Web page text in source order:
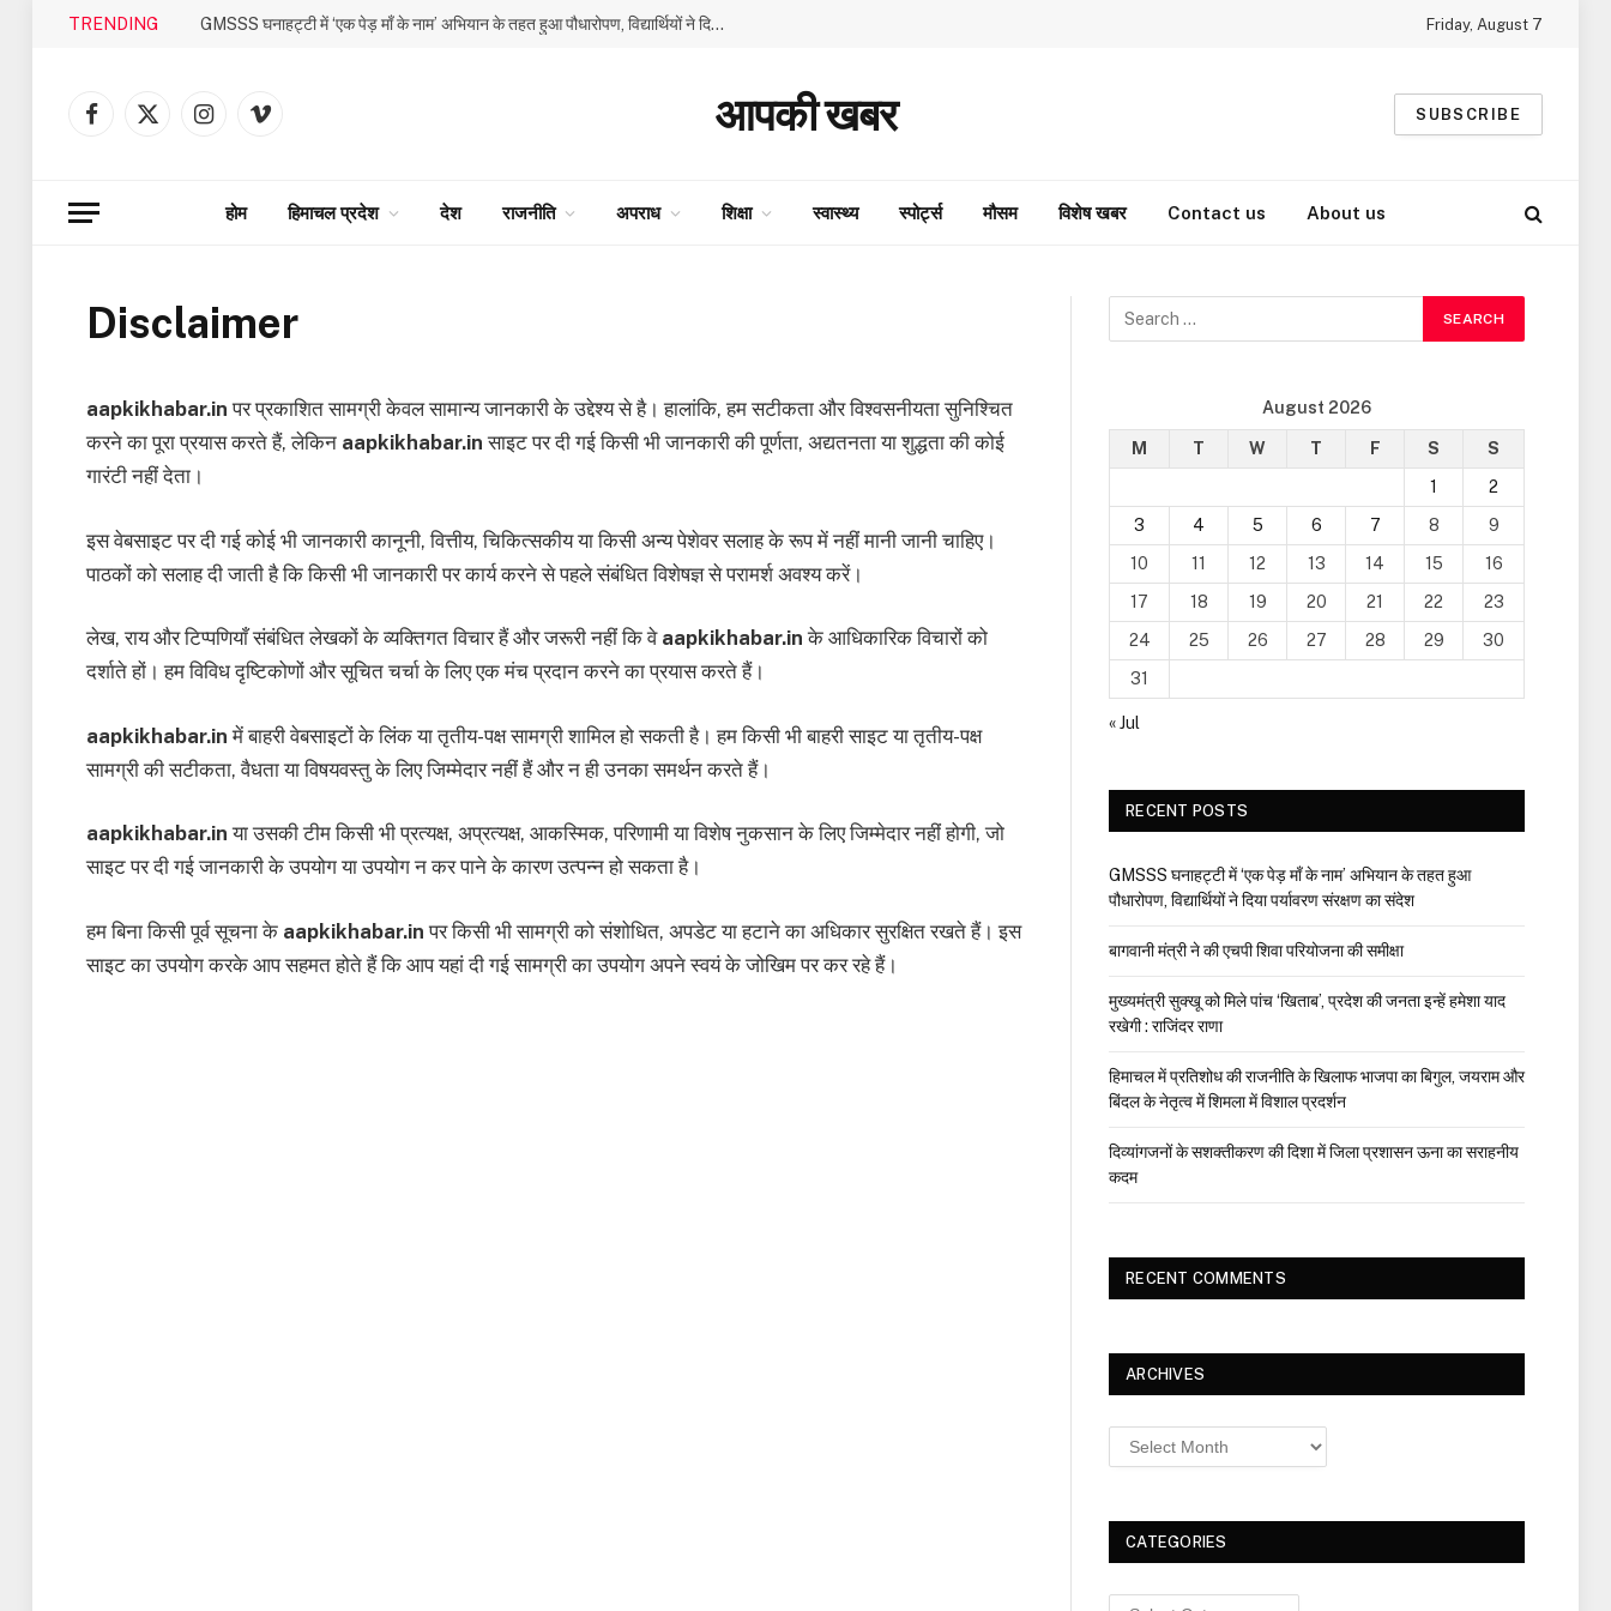
TRENDING GMSSS घनाहट्टी में ‘एक पेड़ माँ के नाम’ अभियान के तहत हुआ पौधारोपण, विद्यार्थियों ने दिया पर्यावरण संरक्षण का संदेश Friday, August 7
Facebook
X
InstagramVimeo आपकी खबर SUBSCRIBE
होम हिमाचल प्रदेश देश राजनीति अपराध शिक्षा स्वास्थ्य स्पोर्ट्स मौसम विशेष खबर Contact us About us
Disclaimer
aapkikhabar.in पर प्रकाशित सामग्री केवल सामान्य जानकारी के उद्देश्य से है। हालांकि, हम सटीकता और विश्वसनीयता सुनिश्चित
करने का पूरा प्रयास करते हैं, लेकिन aapkikhabar.in साइट पर दी गई किसी भी जानकारी की पूर्णता, अद्यतनता या शुद्धता की कोई
गारंटी नहीं देता।
इस वेबसाइट पर दी गई कोई भी जानकारी कानूनी, वित्तीय, चिकित्सकीय या किसी अन्य पेशेवर सलाह के रूप में नहीं मानी जानी चाहिए।
पाठकों को सलाह दी जाती है कि किसी भी जानकारी पर कार्य करने से पहले संबंधित विशेषज्ञ से परामर्श अवश्य करें।
लेख, राय और टिप्पणियाँ संबंधित लेखकों के व्यक्तिगत विचार हैं और जरूरी नहीं कि वे aapkikhabar.in के आधिकारिक विचारों को
दर्शाते हों। हम विविध दृष्टिकोणों और सूचित चर्चा के लिए एक मंच प्रदान करने का प्रयास करते हैं।
aapkikhabar.in में बाहरी वेबसाइटों के लिंक या तृतीय-पक्ष सामग्री शामिल हो सकती है। हम किसी भी बाहरी साइट या तृतीय-पक्ष
सामग्री की सटीकता, वैधता या विषयवस्तु के लिए जिम्मेदार नहीं हैं और न ही उनका समर्थन करते हैं।
aapkikhabar.in या उसकी टीम किसी भी प्रत्यक्ष, अप्रत्यक्ष, आकस्मिक, परिणामी या विशेष नुकसान के लिए जिम्मेदार नहीं होगी, जो
साइट पर दी गई जानकारी के उपयोग या उपयोग न कर पाने के कारण उत्पन्न हो सकता है।
हम बिना किसी पूर्व सूचना के aapkikhabar.in पर किसी भी सामग्री को संशोधित, अपडेट या हटाने का अधिकार सुरक्षित रखते हैं। इस
साइट का उपयोग करके आप सहमत होते हैं कि आप यहां दी गई सामग्री का उपयोग अपने स्वयं के जोखिम पर कर रहे हैं।
August 2026
M T W T F S
S
1
2
3
4 5 6 7 8
9
10
11 12 13 14 15
16
17
18 19 20 21 22
23
24
25 26 27 28 29
30
31
« Jul
RECENT POSTS
GMSSS घनाहट्टी में ‘एक पेड़ माँ के नाम’ अभियान के तहत हुआ
पौधारोपण, विद्यार्थियों ने दिया पर्यावरण संरक्षण का संदेश
बागवानी मंत्री ने की एचपी शिवा परियोजना की समीक्षा
मुख्यमंत्री सुक्खू को मिले पांच ‘खिताब’, प्रदेश की जनता इन्हें हमेशा याद
रखेगी : राजिंदर राणा
हिमाचल में प्रतिशोध की राजनीति के खिलाफ भाजपा का बिगुल, जयराम और
बिंदल के नेतृत्व में शिमला में विशाल प्रदर्शन
दिव्यांगजनों के सशक्तीकरण की दिशा में जिला प्रशासन ऊना का सराहनीय
कदम
RECENT COMMENTS
ARCHIVES
Archives
CATEGORIES
Categories